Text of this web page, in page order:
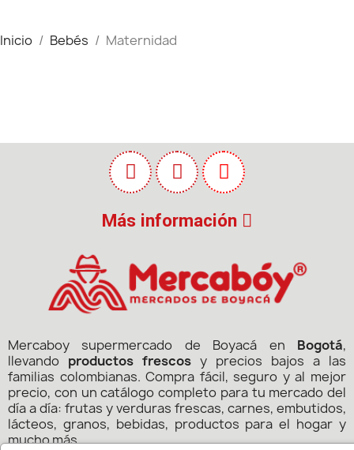
Inicio Bebés Maternidad
Más información
Mercaboy supermercado de Boyacá en Bogotá,
llevando productos frescos y precios bajos a las
familias colombianas. Compra fácil, seguro y al mejor
precio, con un catálogo completo para tu mercado del
día a día: frutas y verduras frescas, carnes, embutidos,
lácteos, granos, bebidas, productos para el hogar y
mucho más.